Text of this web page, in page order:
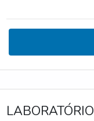
forma simplista, é
relação à